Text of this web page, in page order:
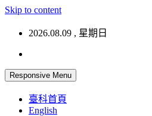
Skip to content
2026.08.09 , 星期日
Responsive Menu
臺科首頁
English